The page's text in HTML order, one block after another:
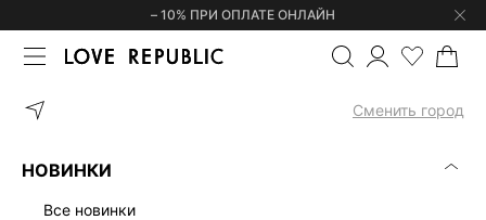
– 10% ПРИ ОПЛАТЕ ОНЛАЙН
Сменить город
НОВИНКИ
все новинки
ГЛАВНАЯ ТРИКОТАЖНОЕ ПЛАТЬЕ